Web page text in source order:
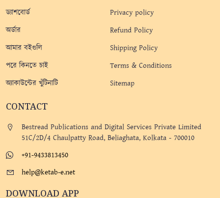
ড্যাশবোর্ড
অর্ডার
আমার বইগুলি
পরে কিনতে চাই
অ্যাকাউন্টের খুঁটিনাটি
Privacy policy
Refund Policy
Shipping Policy
Terms & Conditions
Sitemap
CONTACT
Bestread Publications and Digital Services Private Limited
51C/2D/4 Chaulpatty Road, Beliaghata, Kolkata - 700010
+91-9433813450
help@ketab-e.net
DOWNLOAD APP